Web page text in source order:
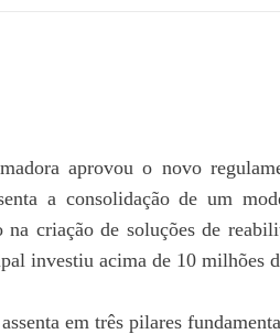
aprovou o novo
a consolidação de um
criação de soluções de
investiu acima de 10 milhões
em três pilares